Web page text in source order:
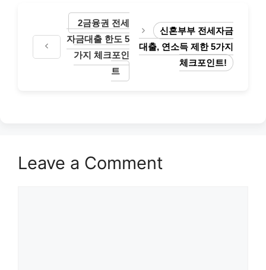
2금융권 전세
자금대출 한도 5
가지 체크포인
트
신혼부부 전세자금
대출, 연소득 제한 5가지
체크포인트!
Leave a Comment